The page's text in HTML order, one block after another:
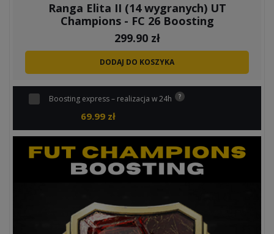
Ranga Elita II (14 wygranych) UT
Champions - FC 26 Boosting
299.90zł
DODAJ DO KOSZYKA
Boosting express – realizacja w 24h
69.99 zł